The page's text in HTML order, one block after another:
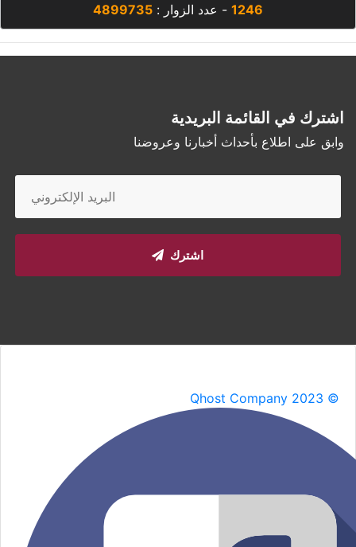
1246 - عدد الزوار : 4899735
اشترك في القائمة البريدية
وابق على اطلاع بأحداث أخبارنا وعروضنا
اشترك
Qhost Company 2023 ©